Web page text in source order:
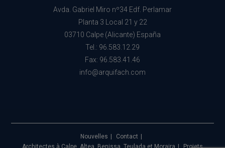
Lors
De
L’achat
Résidence
Secondaire
Costa
Blanca.
Avda. Gabriel Miro nº34 Edf. Perlamar
Planta 3 Local 21 y 22
03710 Calpe (Alicante) España
Tel.: 96.583.12.29
Fax: 96.583.41.46
info@arquifach.com
Nouvelles
Contact